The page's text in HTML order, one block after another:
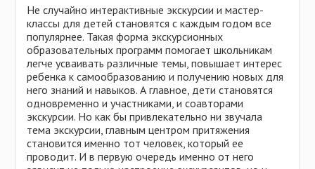
Ульяновская область
Удмуртия
Хабаровский край
Челябинская область
Чувашия
Ярославская область
Тунис
Турция
Украина
Финляндия
Хорватия
Черногория
Чехия
Швейцария
Не случайно интерактивные экскурсии и мастер-
классы для детей становятся с каждым годом все
популярнее. Такая форма экскурсионных
образовательных программ помогает школьникам
легче усваивать различные темы, повышает интерес
ребенка к самообразованию и получению новых для
него знаний и навыков. А главное, дети становятся
одновременно и участниками, и соавторами
экскурсии. Но как бы привлекательно ни звучала
тема экскурсии, главным центром притяжения
становится именно тот человек, который ее
проводит. И в первую очередь именно от него